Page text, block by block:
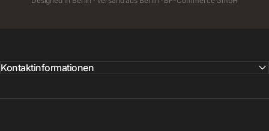
Kontaktinformationen